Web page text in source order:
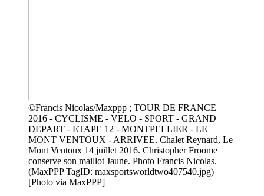
©Francis Nicolas/Maxppp ; TOUR DE FRANCE
2016 - CYCLISME - VELO - SPORT - GRAND
DEPART - ETAPE 12 - MONTPELLIER - LE
MONT VENTOUX - ARRIVEE. Chalet Reynard, Le
Mont Ventoux 14 juillet 2016. Christopher Froome
conserve son maillot Jaune. Photo Francis Nicolas.
(MaxPPP TagID: maxsportsworldtwo407540.jpg)
[Photo via MaxPPP]